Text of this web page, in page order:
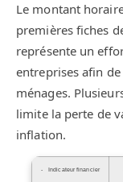
Le montant
premières fiches
représente un
entreprises afin
ménages.
limite la perte de
inflation.
Indicateur financier